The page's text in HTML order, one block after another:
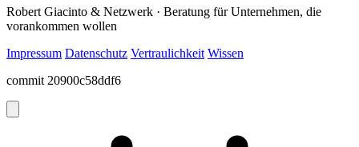
Robert Giacinto & Netzwerk · Beratung für Unternehmen, die
vorankommen wollen
Impressum Datenschutz Vertraulichkeit Wissen
commit 20900c58ddf6